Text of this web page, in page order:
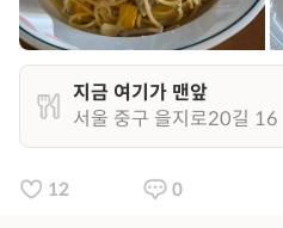
지금 여기가 맨앞
서울 중구 을지로20길 16
12 0